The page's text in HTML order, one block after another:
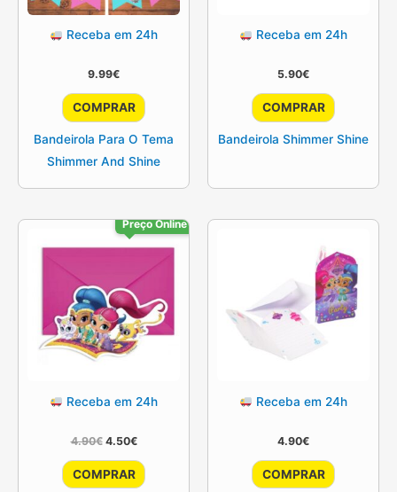
Receba em 24h
9.99€
COMPRAR
Bandeirola Para O Tema
Shimmer And Shine
Receba em 24h
5.90€
COMPRAR
Bandeirola Shimmer Shine
Preço Online
Receba em 24h
4.90€ O
original
era:
4.50€O
atual
é:
COMPRAR
Receba em 24h
4.90€
COMPRAR